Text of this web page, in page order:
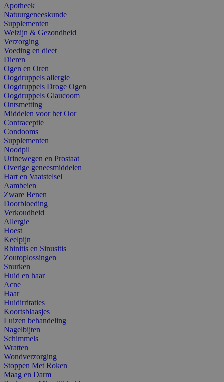
Apotheek
Natuurgeneeskunde
Supplementen
Welzijn & Gezondheid
Verzorging
Voeding en dieet
Dieren
Ogen en Oren
Oogdruppels allergie
Oogdruppels Droge Ogen
Oogdruppels Glaucoom
Ontsmetting
Middelen voor het Oor
Contraceptie
Condooms
Supplementen
Noodpil
Urinewegen en Prostaat
Overige geneesmiddelen
Hart en Vaatstelsel
Aambeien
Zware Benen
Doorbloeding
Verkoudheid
Allergie
Hoest
Keelpijn
Rhinitis en Sinusitis
Zoutoplossingen
Snurken
Huid en haar
Acne
Haar
Huidirritaties
Koortsblaasjes
Luizen behandeling
Nagelbijten
Schimmels
Wratten
Wondverzorging
Stoppen Met Roken
Maag en Darm